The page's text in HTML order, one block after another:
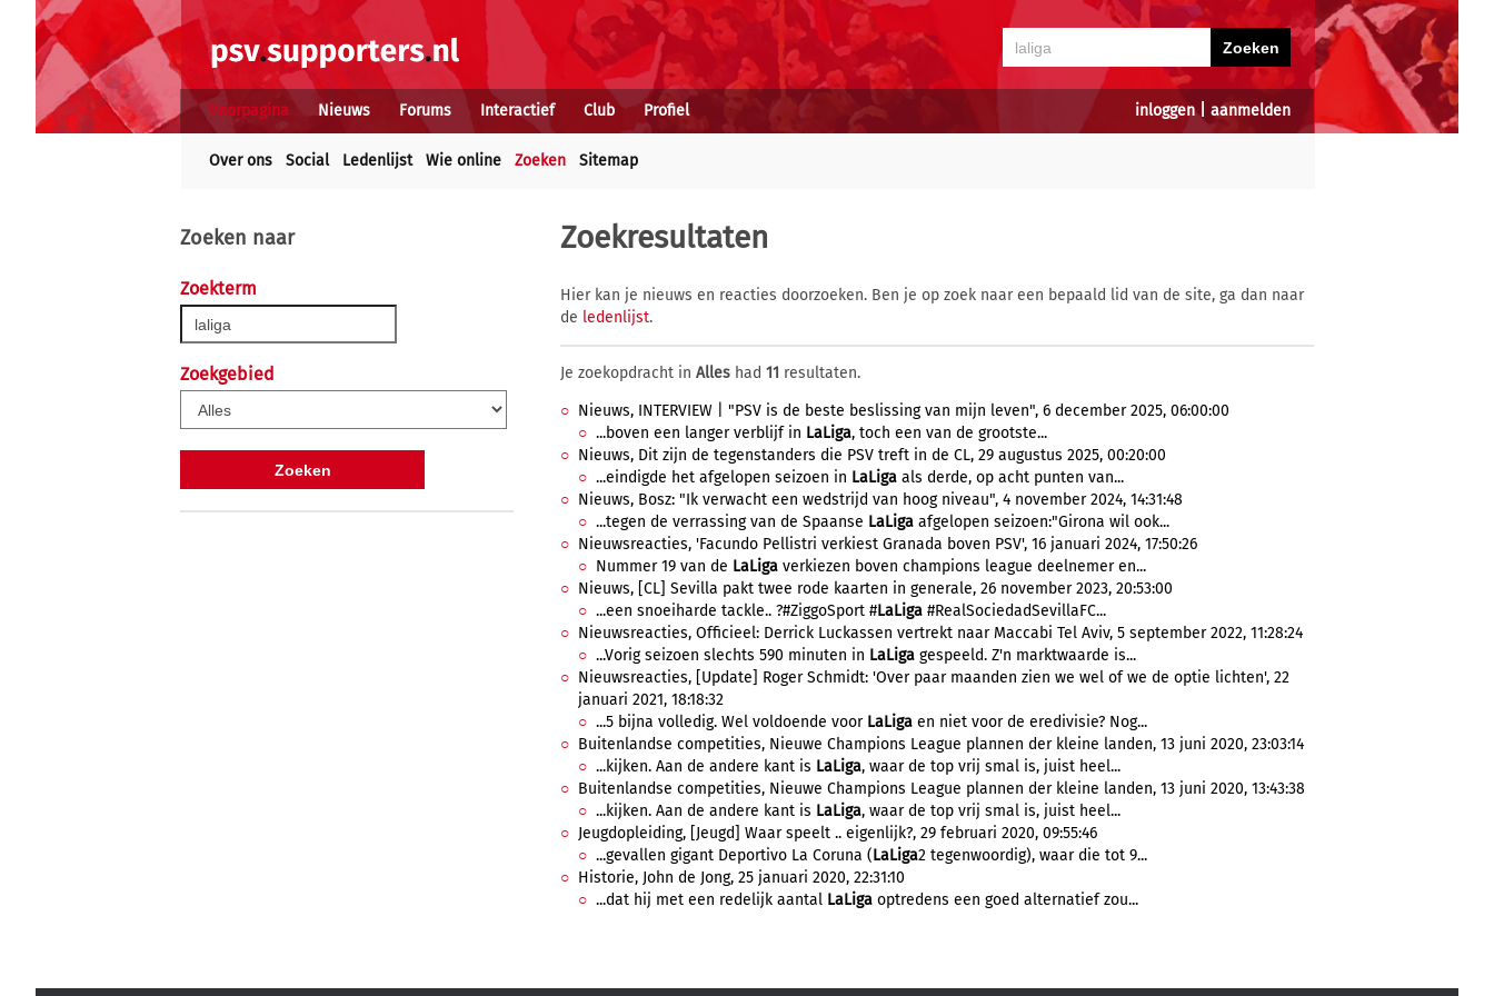
inloggen| aanmelden
Voorpagina Nieuws Forums Interactief Club Profiel
Over ons Social Ledenlijst Wie online Zoeken Sitemap
Zoeken naar
Zoekterm
Zoekgebied
Zoekresultaten
Hier kan je nieuws en reacties doorzoeken. Ben je op zoek naar een bepaald lid van de site, ga dan naar
de ledenlijst.
Je zoekopdracht in Alles had 11 resultaten.
Nieuws, INTERVIEW | "PSV is de beste beslissing van mijn leven", 6 december 2025, 06:00:00
...boven een langer verblijf in LaLiga, toch een van de grootste...
Nieuws, Dit zijn de tegenstanders die PSV treft in de CL, 29 augustus 2025, 00:20:00
...eindigde het afgelopen seizoen in LaLiga als derde, op acht punten van...
Nieuws, Bosz: "Ik verwacht een wedstrijd van hoog niveau", 4 november 2024, 14:31:48
...tegen de verrassing van de Spaanse LaLiga afgelopen seizoen:"Girona wil ook...
Nieuwsreacties, 'Facundo Pellistri verkiest Granada boven PSV', 16 januari 2024, 17:50:26
Nummer 19 van de LaLiga verkiezen boven champions league deelnemer en...
Nieuws, [CL] Sevilla pakt twee rode kaarten in generale, 26 november 2023, 20:53:00
...een snoeiharde tackle.. ?#ZiggoSport #LaLiga #RealSociedadSevillaFC...
Nieuwsreacties, Officieel: Derrick Luckassen vertrekt naar Maccabi Tel Aviv, 5 september 2022, 11:28:24
...Vorig seizoen slechts 590 minuten in LaLiga gespeeld. Z'n marktwaarde is...
Nieuwsreacties, [Update] Roger Schmidt: 'Over paar maanden zien we wel of we de optie lichten', 22
januari 2021, 18:18:32
...5 bijna volledig. Wel voldoende voor LaLiga en niet voor de eredivisie? Nog...
Buitenlandse competities, Nieuwe Champions League plannen der kleine landen, 13 juni 2020, 23:03:14
...kijken. Aan de andere kant is LaLiga, waar de top vrij smal is, juist heel...
Buitenlandse competities, Nieuwe Champions League plannen der kleine landen, 13 juni 2020, 13:43:38
...kijken. Aan de andere kant is LaLiga, waar de top vrij smal is, juist heel...
Jeugdopleiding, [Jeugd] Waar speelt .. eigenlijk?, 29 februari 2020, 09:55:46
...gevallen gigant Deportivo La Coruna (LaLiga2 tegenwoordig), waar die tot 9...
Historie, John de Jong, 25 januari 2020, 22:31:10
...dat hij met een redelijk aantal LaLiga optredens een goed alternatief zou...